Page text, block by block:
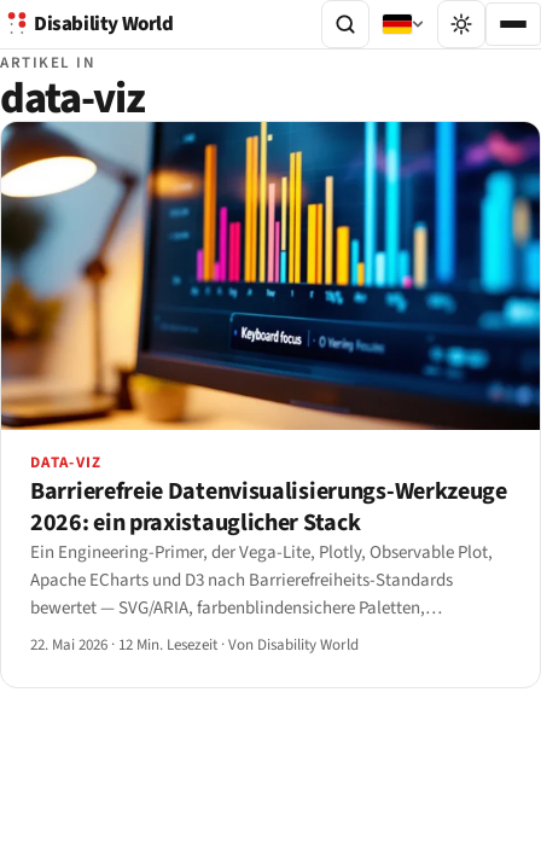
Disability World
ARTIKEL IN
data-viz
DATA-VIZ
Barrierefreie Datenvisualisierungs-Werkzeuge
2026: ein praxistauglicher Stack
Ein Engineering-Primer, der Vega-Lite, Plotly, Observable Plot,
Apache ECharts und D3 nach Barrierefreiheits-Standards
bewertet — SVG/ARIA, farbenblindensichere Paletten,
tastaturnavigierbare Datenpunkte und Screenreader-Hierarchie
22. Mai 2026 · 12 Min. Lesezeit ·Von Disability World